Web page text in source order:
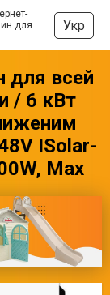
для
Укр
для всей
/ 6 кВт
ISolar-
Max